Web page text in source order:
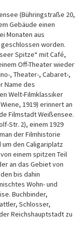
(Bühringstraße 20,
Gebäude einen
Monaten aus
worden.
Spitze“ mit Café,
Off-Theater wieder
, Theater-, Cabaret-,
Name des
Welt-Filmklassiker
1919) erinnert an
Filmstadt Weißensee.
Str. 2), einem 1929
der Filmhistorie
den Caligariplatz
einem spitzen Teil
an das Gebiet von
bis dahin
Wohn- und
Buchbinder,
Schlosser,
Reichshauptstadt zu